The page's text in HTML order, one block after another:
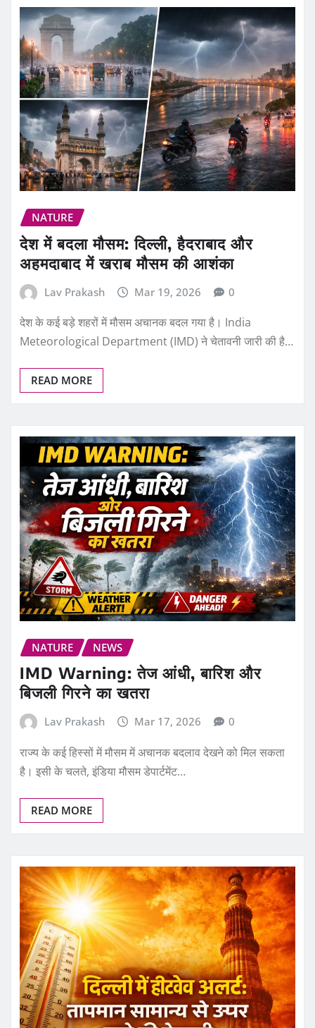
NATURE
देश में बदला मौसम: दिल्ली, हैदराबाद और
अहमदाबाद में खराब मौसम की आशंका
Lav Prakash Mar 19, 2026 0
देश के कई बड़े शहरों में मौसम अचानक बदल गया है। India
Meteorological Department (IMD) ने चेतावनी जारी की है…
READ MORE
NATURE NEWS
IMD Warning: तेज आंधी, बारिश और
बिजली गिरने का खतरा
Lav Prakash Mar 17, 2026 0
राज्य के कई हिस्सों में मौसम में अचानक बदलाव देखने को मिल सकता
है। इसी के चलते, इंडिया मौसम डेपार्टमेंट…
READ MORE